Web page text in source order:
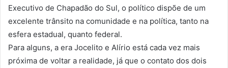
Executivo de Chapadão do Sul, o político dispõe de um
excelente trânsito na comunidade e na política, tanto na
esfera estadual, quanto federal.
Para alguns, a era Jocelito e Alírio está cada vez mais
próxima de voltar a realidade, já que o contato dos dois